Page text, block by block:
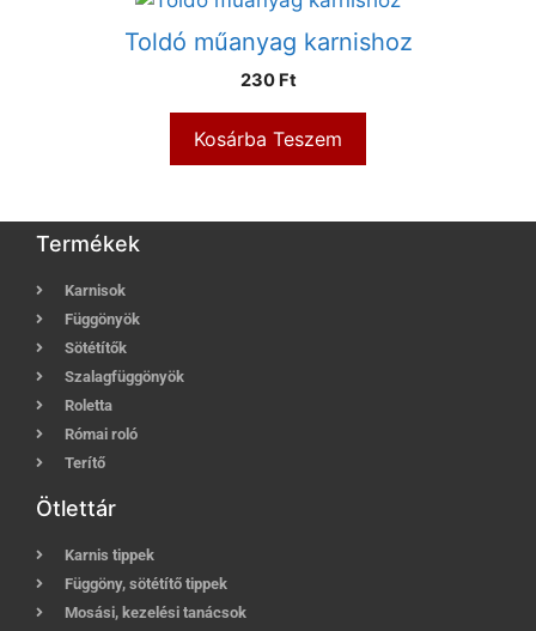
Toldó műanyag karnishoz
230 Ft
Kosárba Teszem
Termékek
Karnisok
Függönyök
Sötétítők
Szalagfüggönyök
Roletta
Római roló
Terítő
Ötlettár
Karnis tippek
Függöny, sötétítő tippek
Mosási, kezelési tanácsok